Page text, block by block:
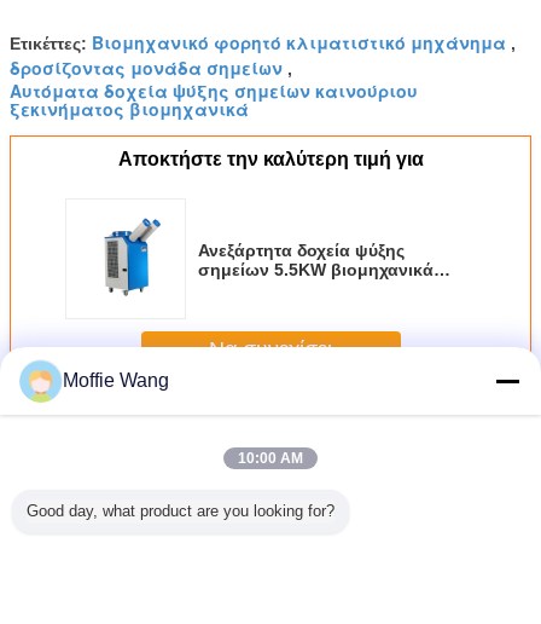
Ετικέττες: Βιομηχανικό φορητό κλιματιστικό μηχάνημα ,
δροσίζοντας μονάδα σημείων ,
Αυτόματα δοχεία ψύξης σημείων καινούριου
ξεκινήματος βιομηχανικά
Αποκτήστε την καλύτερη τιμή για
Ανεξάρτητα δοχεία ψύξης
σημείων 5.5KW βιομηχανικά
Να συνεχίσει
ΠερισσότεροιΒιομηχανικά δοχεία ψύξης σημείων
Moffie Wang
10:00 AM
Good day, what product are you looking for?